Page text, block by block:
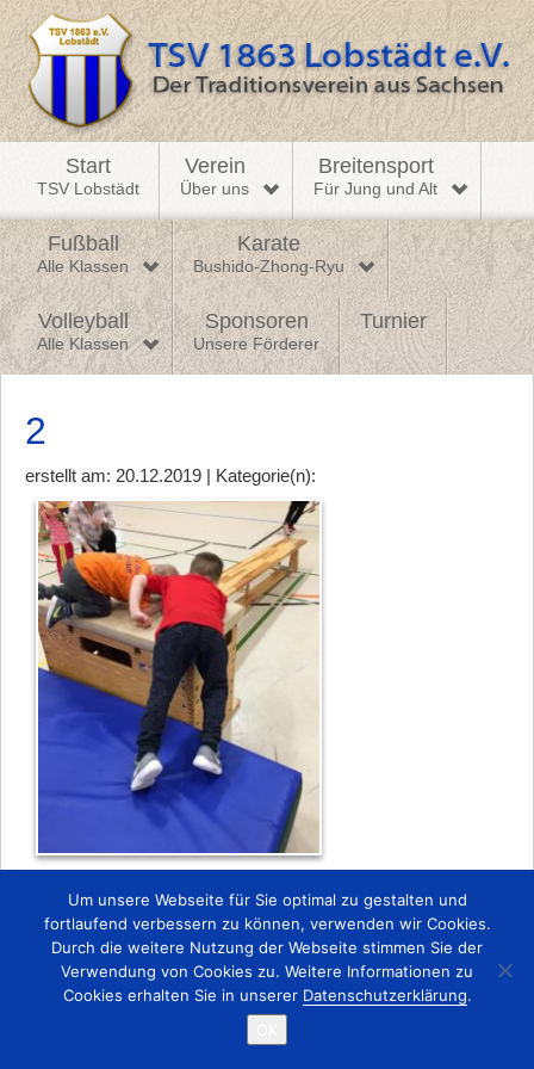
Start
TSV Lobstädt
Verein
Über uns
Breitensport
Für Jung und Alt
Fußball
Alle Klassen
Karate
Bushido-Zhong-Ryu
Volleyball
Alle Klassen
Sponsoren
Unsere Förderer
Turnier
2
erstellt am: 20.12.2019 | Kategorie(n):
Zurück
Startseite Kontakt Impressum
Copyright © 2015 TSV 1863 Lobstädt e.V.
Um unsere Webseite für Sie optimal zu gestalten und
fortlaufend verbessern zu können, verwenden wir Cookies.
Durch die weitere Nutzung der Webseite stimmen Sie der
Verwendung von Cookies zu. Weitere Informationen zu
Cookies erhalten Sie in unserer Datenschutzerklärung.